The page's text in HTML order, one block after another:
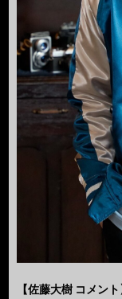
【佐藤大樹 コメント